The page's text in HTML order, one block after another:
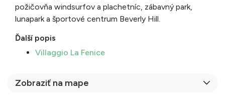
požičovňa windsurfov a plachetníc, zábavný park,
lunapark a športové centrum Beverly Hill.
Ďalší popis
Villaggio La Fenice
Zobraziť na mape